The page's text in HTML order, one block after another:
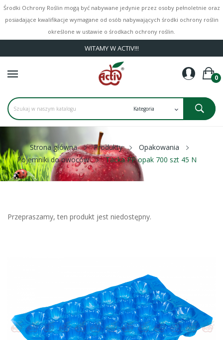
Środki Ochrony Roślin mogą być nabywane jedynie przez osoby pełnoletnie oraz
posiadające kwalifikacje wymagane od osób nabywających środki ochrony roślin
określone w ustawie o środkach ochrony roślin.
WITAMY W ACTIV!!!
0
Strona główna Produkty
Opakowania
Pojemniki do owoców
Tacka PP opak 700 szt 45 N
Przepraszamy, ten produkt jest niedostępny.